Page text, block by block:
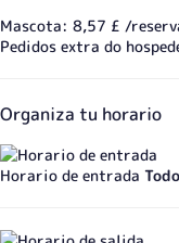
Mascota: 8,57 £ /
Pedidos extra do
Organiza tu horario
Horario de entrada